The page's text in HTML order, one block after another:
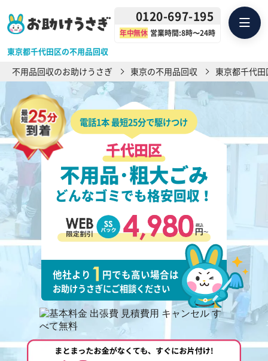
東京都千代田区の不用品回収
0120-697-195
年中無休 営業時間:8時〜24時
不用品回収のお助けうさぎ 東京の不用品回収 東京都千代
電話1本 最短25分で駆けつけ
千代田区
不用品･粗大ごみ
どんなゴミでも格安回収！
他社より 円でも高い場合は
お助けうさぎにご相談ください